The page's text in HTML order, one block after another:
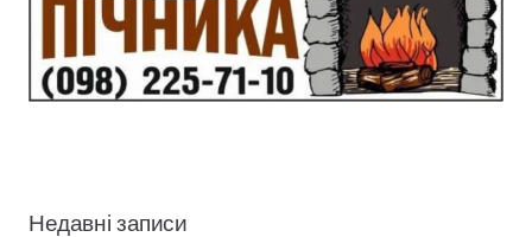
Недавні записи